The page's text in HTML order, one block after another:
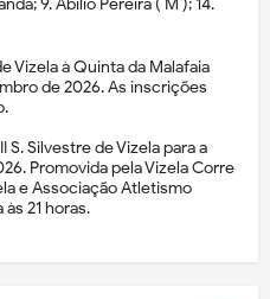
9. Abílio Pereira ( M ); 14.
Vizela à Quinta da Malafaia
de 2026. As inscrições
S. Silvestre de Vizela para a
Promovida pela Vizela Corre
e Associação Atletismo
às 21 horas.